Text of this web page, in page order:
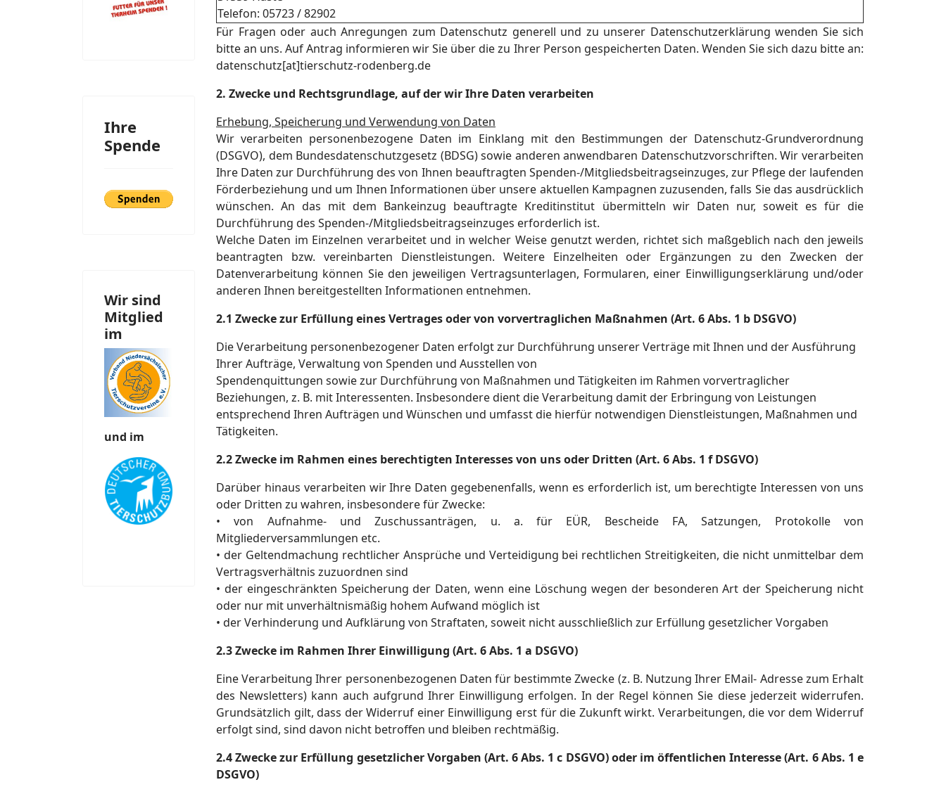
Ihre
Spende
Wir sind
Mitglied
im
und im
Telefon: 05723 / 82902
Für Fragen oder auch Anregungen zum Datenschutz generell und zu unserer Datenschutzerklärung wenden Sie sich
bitte an uns. Auf Antrag informieren wir Sie über die zu Ihrer Person gespeicherten Daten. Wenden Sie sich dazu bitte an:
datenschutz[at]tierschutz-rodenberg.de
2. Zwecke und Rechtsgrundlage, auf der wir Ihre Daten verarbeiten
Erhebung, Speicherung und Verwendung von Daten
Wir verarbeiten personenbezogene Daten im Einklang mit den Bestimmungen der Datenschutz-Grundverordnung
(DSGVO), dem Bundesdatenschutzgesetz (BDSG) sowie anderen anwendbaren Datenschutzvorschriften. Wir verarbeiten
Ihre Daten zur Durchführung des von Ihnen beauftragten Spenden-/Mitgliedsbeitragseinzuges, zur Pflege der laufenden
Förderbeziehung und um Ihnen Informationen über unsere aktuellen Kampagnen zuzusenden, falls Sie das ausdrücklich
wünschen. An das mit dem Bankeinzug beauftragte Kreditinstitut übermitteln wir Daten nur, soweit es für die
Durchführung des Spenden-/Mitgliedsbeitragseinzuges erforderlich ist.
Welche Daten im Einzelnen verarbeitet und in welcher Weise genutzt werden, richtet sich maßgeblich nach den jeweils
beantragten bzw. vereinbarten Dienstleistungen. Weitere Einzelheiten oder Ergänzungen zu den Zwecken der
Datenverarbeitung können Sie den jeweiligen Vertragsunterlagen, Formularen, einer Einwilligungserklärung und/oder
anderen Ihnen bereitgestellten Informationen entnehmen.
2.1 Zwecke zur Erfüllung eines Vertrages oder von vorvertraglichen Maßnahmen (Art. 6 Abs. 1 b DSGVO)
Die Verarbeitung personenbezogener Daten erfolgt zur Durchführung unserer Verträge mit Ihnen und der Ausführung
Ihrer Aufträge, Verwaltung von Spenden und Ausstellen von
Spendenquittungen sowie zur Durchführung von Maßnahmen und Tätigkeiten im Rahmen vorvertraglicher
Beziehungen, z. B. mit Interessenten. Insbesondere dient die Verarbeitung damit der Erbringung von Leistungen
entsprechend Ihren Aufträgen und Wünschen und umfasst die hierfür notwendigen Dienstleistungen, Maßnahmen und
Tätigkeiten.
2.2 Zwecke im Rahmen eines berechtigten Interesses von uns oder Dritten (Art. 6 Abs. 1 f DSGVO)
Darüber hinaus verarbeiten wir Ihre Daten gegebenenfalls, wenn es erforderlich ist, um berechtigte Interessen von uns
oder Dritten zu wahren, insbesondere für Zwecke:
• von Aufnahme- und Zuschussanträgen, u. a. für EÜR, Bescheide FA, Satzungen, Protokolle von
Mitgliederversammlungen etc.
• der Geltendmachung rechtlicher Ansprüche und Verteidigung bei rechtlichen Streitigkeiten, die nicht unmittelbar dem
Vertragsverhältnis zuzuordnen sind
• der eingeschränkten Speicherung der Daten, wenn eine Löschung wegen der besonderen Art der Speicherung nicht
oder nur mit unverhältnismäßig hohem Aufwand möglich ist
• der Verhinderung und Aufklärung von Straftaten, soweit nicht ausschließlich zur Erfüllung gesetzlicher Vorgaben
2.3 Zwecke im Rahmen Ihrer Einwilligung (Art. 6 Abs. 1 a DSGVO)
Eine Verarbeitung Ihrer personenbezogenen Daten für bestimmte Zwecke (z. B. Nutzung Ihrer EMail- Adresse zum Erhalt
des Newsletters) kann auch aufgrund Ihrer Einwilligung erfolgen. In der Regel können Sie diese jederzeit widerrufen.
Grundsätzlich gilt, dass der Widerruf einer Einwilligung erst für die Zukunft wirkt. Verarbeitungen, die vor dem Widerruf
erfolgt sind, sind davon nicht betroffen und bleiben rechtmäßig.
2.4 Zwecke zur Erfüllung gesetzlicher Vorgaben (Art. 6 Abs. 1 c DSGVO) oder im öffentlichen Interesse (Art. 6 Abs. 1 e
DSGVO)